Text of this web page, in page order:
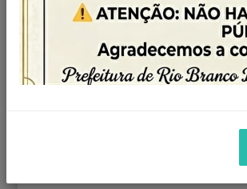
MODALIDADE: PREGÃO ELETRÔNICO